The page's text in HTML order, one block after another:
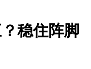
稳住阵脚